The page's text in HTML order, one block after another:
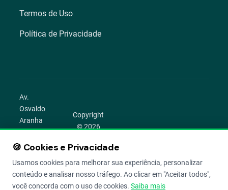
Termos de Uso
Política de Privacidade
Av.
Osvaldo
Aranha
1022 –
Bom
Porto
Alegre –
Copyright
© 2026
Todos os
direitos
reservados.
🍪 Cookies e Privacidade
Usamos cookies para melhorar sua experiência, personalizar
conteúdo e analisar nosso tráfego. Ao clicar em "Aceitar todos",
você concorda com o uso de cookies. Saiba mais